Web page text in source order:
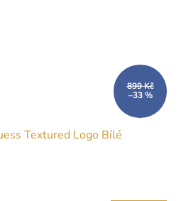
899 Kč
–33 %
Textured Logo Bílé